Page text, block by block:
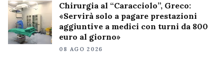
Chirurgia al “Caracciolo”, Greco:
«Servirà solo a pagare prestazioni
aggiuntive a medici con turni da 800
euro al giorno»
08 AGO 2026